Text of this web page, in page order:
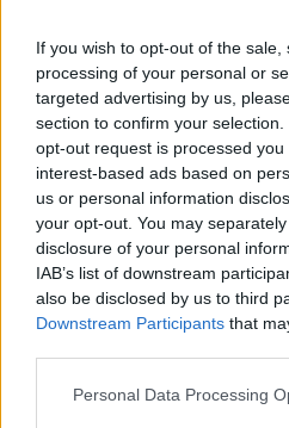
If you wish to opt-out of the
processing of your personal or
targeted advertising by us,
section to confirm your
opt-out request is processed
interest-based ads based on
us or personal information
your opt-out. You may
disclosure of your personal
IAB’s list of downstream
also be disclosed by us to third
Downstream Participants that
Personal Data Processing
Ha adóátrendezésnek fogjuk
elfogadható, főként ha a
gazdasági válságot, a
versenyképességet is
aki ugyanakkor rámutatott: a
idehaza 44,9 százalékos, ami
legnagyobb. A szakértő
KEDVES OLVASÓNK!
regisztrációhoz kötött.